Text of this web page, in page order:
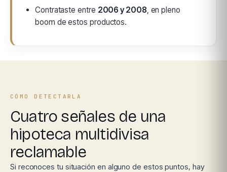
Contrataste entre 2006 y 2008, en pleno
boom de estos productos.
CÓMO DETECTARLA
Cuatro señales de una
hipoteca multidivisa
reclamable
Si reconoces tu situación en alguno de estos puntos, hay